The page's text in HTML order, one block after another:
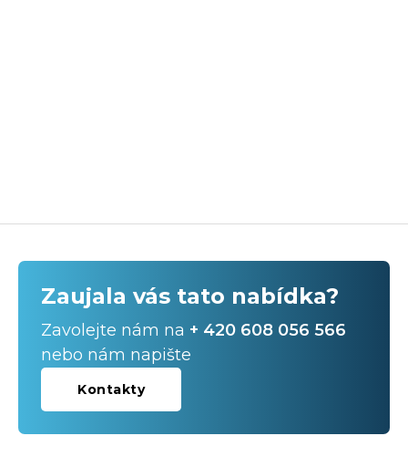
Zaujala vás tato nabídka?
Zavolejte nám na + 420 608 056 566
nebo nám napište
Kontakty